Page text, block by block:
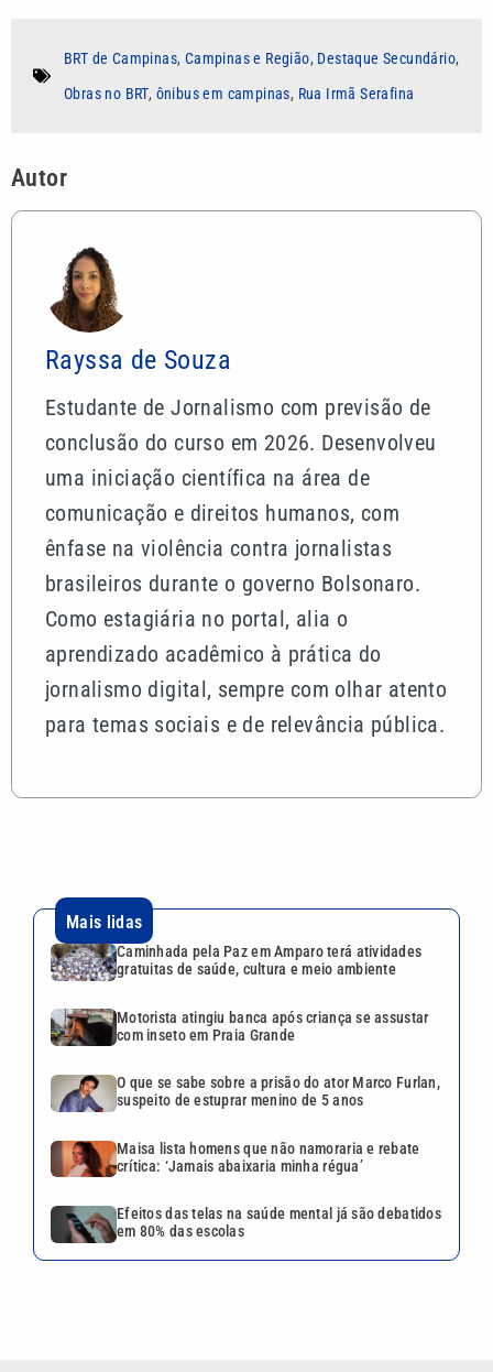
BRT de Campinas, Campinas e Região, Destaque Secundário,
Obras no BRT, ônibus em campinas, Rua Irmã Serafina
Autor
Rayssa de Souza
Estudante de Jornalismo com previsão de
conclusão do curso em 2026. Desenvolveu
uma iniciação científica na área de
comunicação e direitos humanos, com
ênfase na violência contra jornalistas
brasileiros durante o governo Bolsonaro.
Como estagiária no portal, alia o
aprendizado acadêmico à prática do
jornalismo digital, sempre com olhar atento
para temas sociais e de relevância pública.
Mais lidas
Caminhada pela Paz em Amparo terá atividades
gratuitas de saúde, cultura e meio ambiente
Motorista atingiu banca após criança se assustar
com inseto em Praia Grande
O que se sabe sobre a prisão do ator Marco Furlan,
suspeito de estuprar menino de 5 anos
Maisa lista homens que não namoraria e rebate
crítica: ‘Jamais abaixaria minha régua’
Efeitos das telas na saúde mental já são debatidos
em 80% das escolas